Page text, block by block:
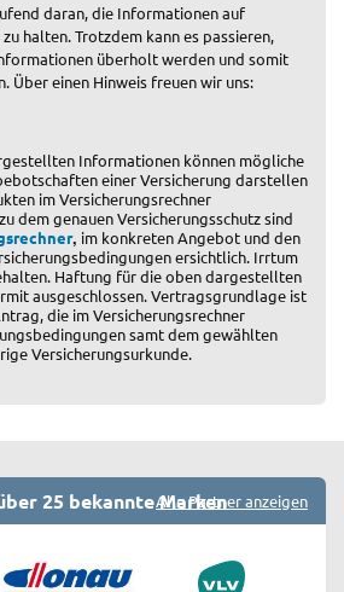
daran, die Informationen auf
halten. Trotzdem kann es passieren,
überholt werden und somit
Über einen Hinweis freuen wir uns:
Informationen können mögliche
einer Versicherung darstellen
im Versicherungsrechner
dem genauen Versicherungsschutz sind
, im konkreten Angebot und den
ersichtlich. Irrtum
Haftung für die oben dargestellten
ausgeschlossen. Vertragsgrundlage ist
die im Versicherungsrechner
samt dem gewählten
Versicherungsurkunde.
25 bekannte MarkenAlle Partner anzeigen